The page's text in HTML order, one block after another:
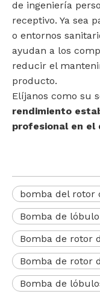
de ingeniería
receptivo. Ya sea
o entornos
ayudan a los
reducir el
producto.
Elíjanos como su
rendimiento
profesional en el
bomba del rotor
Bomba de
Bomba de rotor
Bomba de rotor
Bomba de